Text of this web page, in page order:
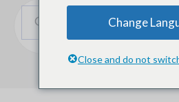
Change
Close and do not